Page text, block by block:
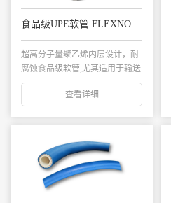
食品级UPE软管 FLEXNORM US/10
超高分子量聚乙烯内层设计，耐
腐蚀食品级软管,尤其适用于输送
或抽吸高浓度酒...
查看详细